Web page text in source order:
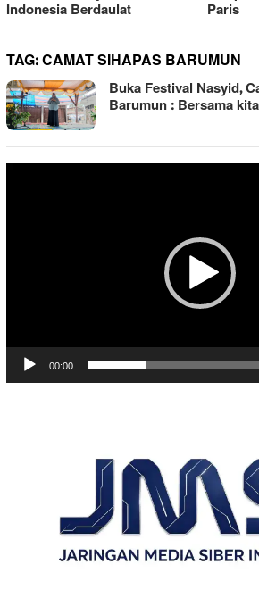
Indonesia Berdaulat Paris
TAG:CAMAT SIHAPAS BARUMUN
Buka Festival Nasyid,
Barumun : Bersama
00:00